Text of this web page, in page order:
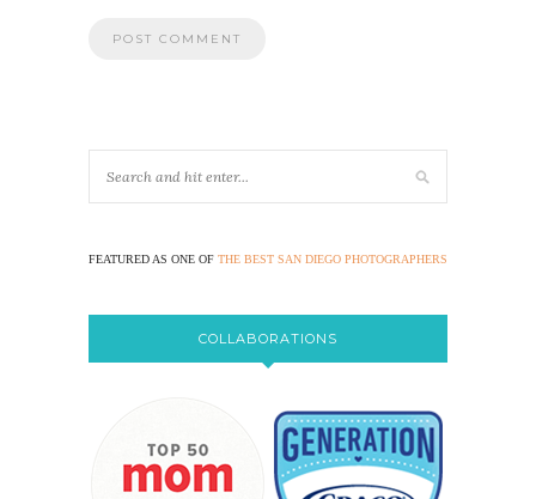
FEATURED AS ONE OF THE BEST SAN DIEGO PHOTOGRAPHERS
COLLABORATIONS